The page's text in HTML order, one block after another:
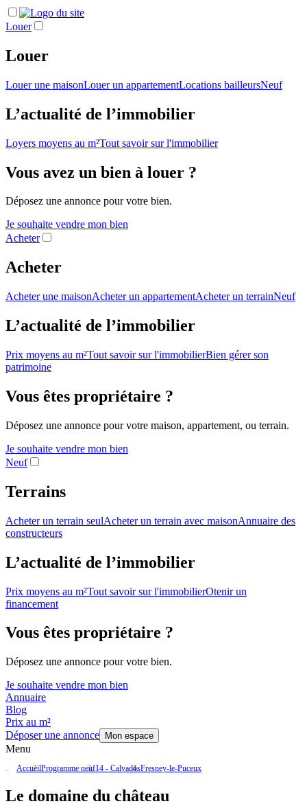
Louer
Louer
Louer une maisonLouer un appartementLocations bailleursNeuf
L’actualité de l’immobilier
Loyers moyens au m²Tout savoir sur l'immobilier
Vous avez un bien à louer ?
Déposez une annonce pour votre bien.
Je souhaite vendre mon bien
Acheter
Acheter
Acheter une maisonAcheter un appartementAcheter un terrainNeuf
L’actualité de l’immobilier
Prix moyens au m²Tout savoir sur l'immobilierBien gérer son
patrimoine
Vous êtes propriétaire ?
Déposez une annonce pour votre maison, appartement, ou terrain.
Je souhaite vendre mon bien
Neuf
Terrains
Acheter un terrain seulAcheter un terrain avec maisonAnnuaire des
constructeurs
L’actualité de l’immobilier
Prix moyens au m²Tout savoir sur l'immobilierOtenir un
financement
Vous êtes propriétaire ?
Déposez une annonce pour votre bien.
Je souhaite vendre mon bien
Annuaire
Blog
Prix au m²
Déposer une annonce
Mon espace
Menu
AccueilProgramme neuf14 - CalvadosFresney-le-Puceux
Le domaine du château